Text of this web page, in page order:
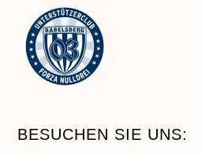
BESUCHEN SIE UNS: